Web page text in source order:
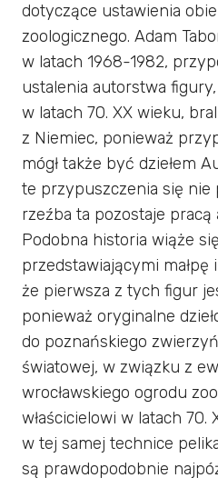
dotyczące ustawienia
zoologicznego. Adam
w latach 1968-1982,
ustalenia autorstwa
w latach 70. XX wieku,
z Niemiec, ponieważ
mógł także być dziełem
te przypuszczenia się nie
rzeźba ta pozostaje
Podobna historia wiąże
przedstawiającymi małpę
że pierwsza z tych figur
ponieważ oryginalne
do poznańskiego
światowej, w związku z
wrocławskiego ogrodu
właścicielowi w latach 70.
w tej samej technice
są prawdopodobnie